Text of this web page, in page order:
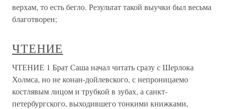
верхам, то есть бегло. Результат такой выучки был весьма
благотворен;
ЧТЕНИЕ
ЧТЕНИЕ 1 Брат Саша начал читать сразу с Шерлока
Холмса, но не конан-дойлевского, с непроницаемо
костлявым лицом и трубкой в зубах, а санкт-
петербургского, выходившего тонкими книжками,